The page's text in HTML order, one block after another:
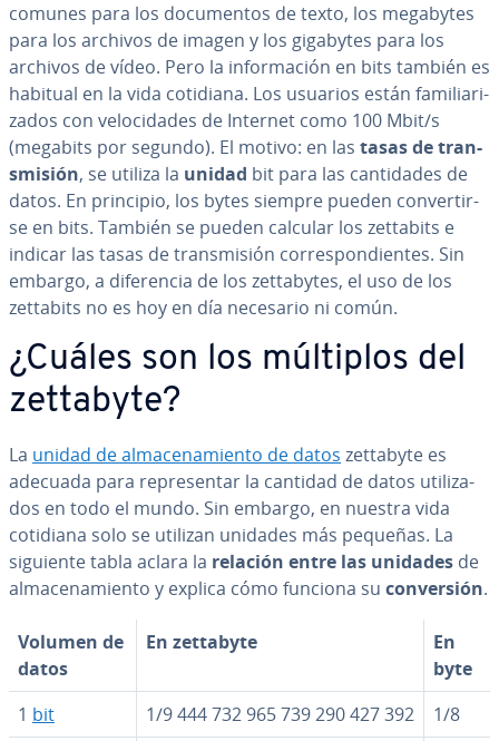
comunes para los do­cu­me­n­tos de texto, los megabytes
para los archivos de imagen y los gigabytes para los
archivos de vídeo. Pero la in­fo­r­ma­ción en bits también es
habitual en la vida cotidiana. Los usuarios están fa­mi­lia­ri­
za­dos con ve­lo­ci­da­des de Internet como 100 Mbit/s
(megabits por segundo). El motivo: en las tasas de tra­n­
s­mi­sión, se utiliza la unidad bit para las ca­n­ti­da­des de
datos. En principio, los bytes siempre pueden co­n­ve­r­ti­r­
se en bits. También se pueden calcular los zettabits e
indicar las tasas de tra­n­s­mi­sión co­rre­s­po­n­die­n­tes. Sin
embargo, a di­fe­re­n­cia de los ze­t­ta­b­y­tes, el uso de los
zettabits no es hoy en día necesario ni común.
¿Cuáles son los múltiplos del
zettabyte?
La unidad de al­ma­ce­na­mie­n­to de datos zettabyte es
adecuada para re­pre­se­n­tar la cantidad de datos uti­li­za­
dos en todo el mundo. Sin embargo, en nuestra vida
cotidiana solo se utilizan unidades más pequeñas. La
siguiente tabla aclara la relación entre las unidades de
al­ma­ce­na­mie­n­to y explica cómo funciona su co­n­ve­r­sión.
Volumen de
datos
En zettabyte
En
byte
1 bit 1/9 444 732 965 739 290 427 392 1/8